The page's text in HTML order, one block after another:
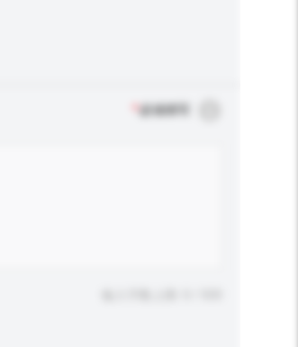
必须填写